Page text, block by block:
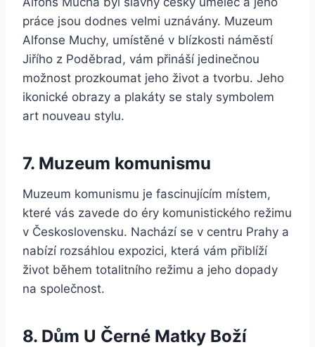
práce jsou dodnes velmi uznávány. Muzeum
Alfonse Muchy, umístěné v blízkosti náměstí
Jiřího z Poděbrad, vám přináší jedinečnou
možnost prozkoumat jeho život a tvorbu. Jeho
ikonické obrazy a plakáty se staly symbolem
art nouveau stylu.
7. Muzeum komunismu
Muzeum komunismu je fascinujícím místem,
které vás zavede do éry komunistického režimu
v Československu. Nachází se v centru Prahy a
nabízí rozsáhlou expozici, která vám přiblíží
život během totalitního režimu a jeho dopady
na společnost.
8. Dům U Černé Matky Boží